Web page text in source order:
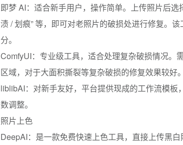
即梦 AI：适合新手用户，操作简单。上传照片后选
渍 / 划痕” 等，即可对老照片的破损处进行修复。
分。
ComfyUI：专业级工具，适合处理复杂破损情况。
区域，对于大面积撕裂等复杂破损的修复效果较好。
liblibAI：对新手友好，平台提供现成的工作流模
数调整。
照片上色
DeepAI：是一款免费快速上色工具，直接上传黑